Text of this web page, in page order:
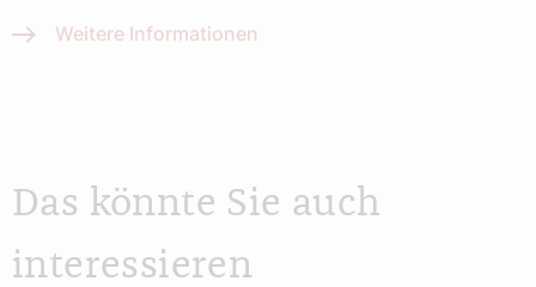
Weitere Informationen
Das könnte Sie auch
interessieren